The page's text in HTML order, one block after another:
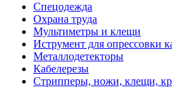
Спецодежда
Охрана труда
Мультиметры и клещи
Иструмент для опрессовки
Металлодетекторы
Кабелерезы
Стрипперы, ножи, клещи,